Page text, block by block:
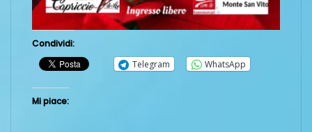
Condividi:
Telegram
WhatsApp
Mi piace: